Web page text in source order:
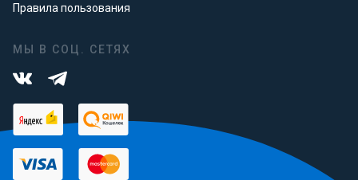
Правила пользования
МЫ В СОЦ. СЕТЯХ